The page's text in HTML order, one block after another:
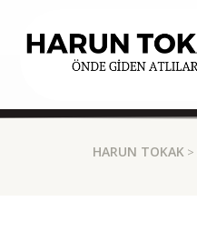
HARUN TOKAK >